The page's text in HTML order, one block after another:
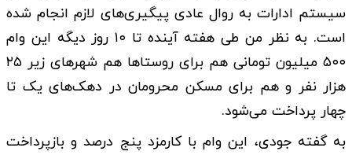
سیستم ادارات به روال عادی پیگیری‌های لازم انجام شده
است. به نظر من طی هفته آینده تا ۱۰ روز دیگه این وام
۵۰۰ میلیون تومانی هم برای روستاها هم شهرهای زیر ۲۵
هزار نفر و هم برای مسکن محرومان در دهک‌های یک تا
چهار پرداخت می‌شود.
به گفته جودی، این وام با کارمزد پنج درصد و بازپرداخت